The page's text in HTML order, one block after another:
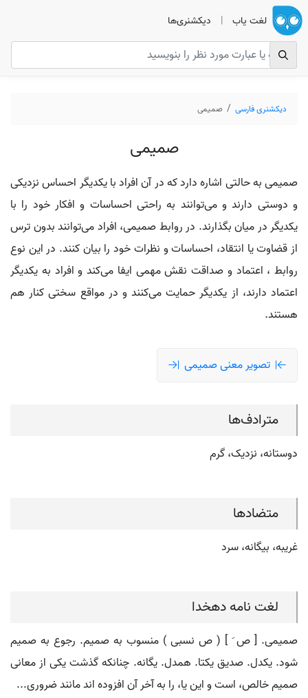
لغت یاب | دیکشنری‌ها
دیکشنری فارسی صمیمی
صمیمی
صمیمی به حالتی اشاره دارد که در آن افراد با یکدیگر احساس نزدیکی
و دوستی دارند و می‌توانند به راحتی احساسات و افکار خود را با
یکدیگر در میان بگذارند. در روابط صمیمی، افراد می‌توانند بدون ترس
از قضاوت یا انتقاد، احساسات و نظرات خود را بیان کنند. در این نوع
روابط ، اعتماد و صداقت نقش مهمی ایفا می‌کند و افراد به یکدیگر
اعتماد دارند، از یکدیگر حمایت می‌کنند و در مواقع سختی کنار هم
هستند.
تصویر معنی صمیمی
مترادف‌ها
دوستانه، نزدیک، گرم
متضادها
غریبه، بیگانه، سرد
لغت نامه دهخدا
صمیمی. [ ص َ ] ( ص نسبی ) منسوب به صمیم. رجوع به صمیم
شود. یکدل. صدیق یکتا. همدل. یگانه. چنانکه گذشت یکی از معانی
صمیم خالص، است و این یا، را به آخر آن افزوده اند مانند ضروری...